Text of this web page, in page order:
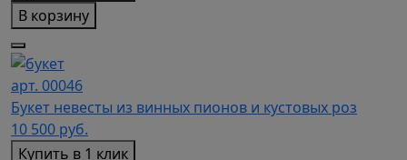
В корзину
арт. 00046
Букет невесты из винных пионов и кустовых роз
10 500 руб.
Купить в 1 клик